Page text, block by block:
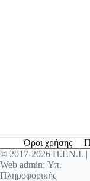
Όροι χρήσης
© 2017-2026 Π.Γ.Ν.Ι. |
Web admin: Υπ.
Πληροφορικής